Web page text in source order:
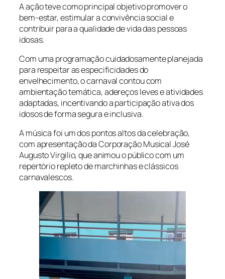
A ação teve como principal objetivo promover o
bem-estar, estimular a convivência social e
contribuir para a qualidade de vida das pessoas
idosas.
Com uma programação cuidadosamente planejada
para respeitar as especificidades do
envelhecimento, o carnaval contou com
ambientação temática, adereços leves e atividades
adaptadas, incentivando a participação ativa dos
idosos de forma segura e inclusiva.
A música foi um dos pontos altos da celebração,
com apresentação da Corporação Musical José
Augusto Virgilio, que animou o público com um
repertório repleto de marchinhas e clássicos
carnavalescos.